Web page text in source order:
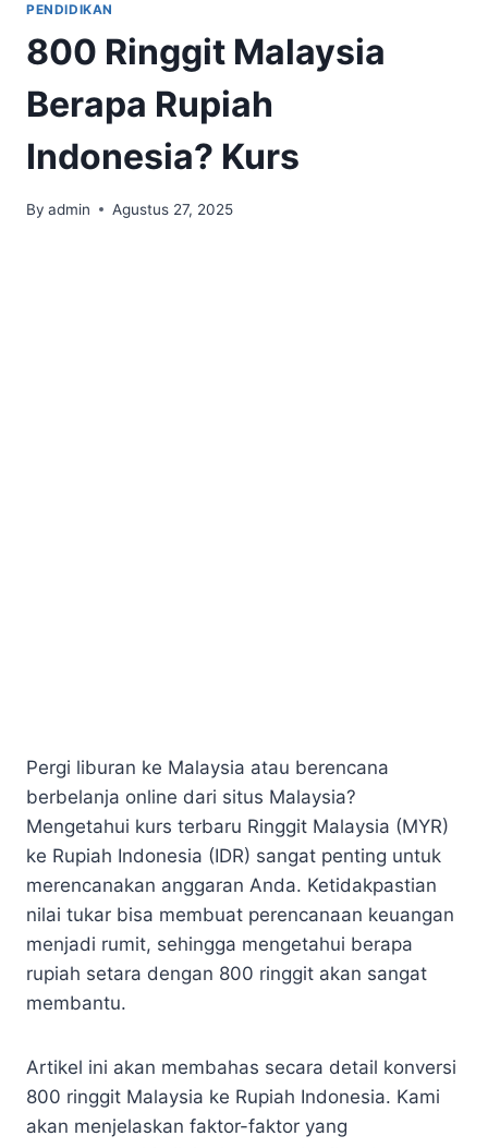
PENDIDIKAN
800 Ringgit Malaysia
Berapa Rupiah
Indonesia? Kurs
By admin Agustus 27, 2025
Pergi liburan ke Malaysia atau berencana
berbelanja online dari situs Malaysia?
Mengetahui kurs terbaru Ringgit Malaysia (MYR)
ke Rupiah Indonesia (IDR) sangat penting untuk
merencanakan anggaran Anda. Ketidakpastian
nilai tukar bisa membuat perencanaan keuangan
menjadi rumit, sehingga mengetahui berapa
rupiah setara dengan 800 ringgit akan sangat
membantu.
Artikel ini akan membahas secara detail konversi
800 ringgit Malaysia ke Rupiah Indonesia. Kami
akan menjelaskan faktor-faktor yang